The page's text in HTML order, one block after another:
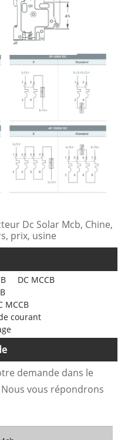
Dc Solar Mcb, Chine,
prix, usine
DC MCCB
MCCB
courant
demande dans le
vous répondrons